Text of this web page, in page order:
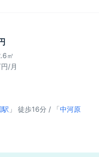
㎡
/月
駅 」 徒歩16分 / 「 中河原